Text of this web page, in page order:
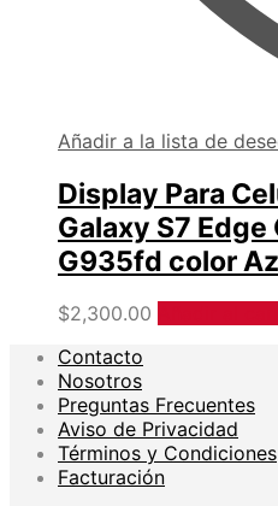
Añadir a la lista de
Display Para
Galaxy S7
G935fd color
$2,300.00
Contacto
Nosotros
Preguntas Frecuentes
Aviso de Privacidad
Términos y Condiciones
Facturación